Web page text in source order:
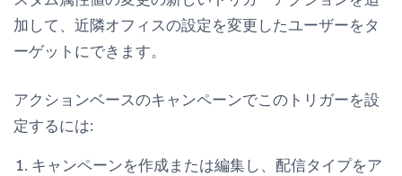
加して、近隣オフィスの設定を変更したユーザーをタ
ーゲットにできます。
アクションベースのキャンペーンでこのトリガーを設
定するには:
キャンペーンを作成または編集し、配信タイプをア